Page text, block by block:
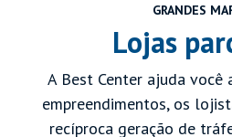
GRANDES
Lojas
A Best Center ajuda você
empreendimentos, os
recíproca geração de